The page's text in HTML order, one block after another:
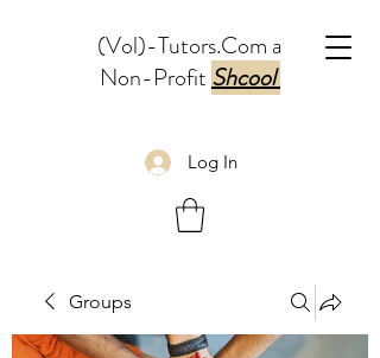
(Vol)-Tutors.Com a
Non-ProfitShcool
Log In
Groups